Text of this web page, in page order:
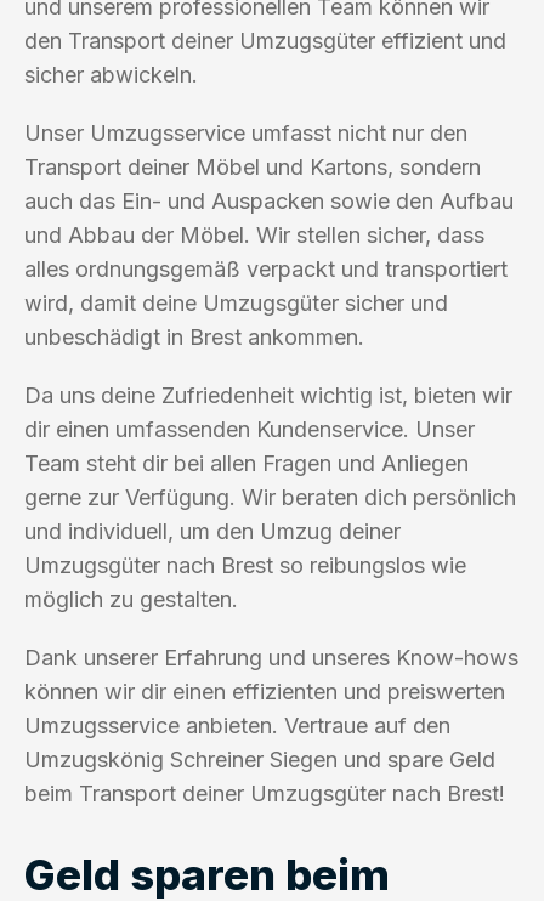
und unserem professionellen Team können wir
den Transport deiner Umzugsgüter effizient und
sicher abwickeln.
Unser Umzugsservice umfasst nicht nur den
Transport deiner Möbel und Kartons, sondern
auch das Ein- und Auspacken sowie den Aufbau
und Abbau der Möbel. Wir stellen sicher, dass
alles ordnungsgemäß verpackt und transportiert
wird, damit deine Umzugsgüter sicher und
unbeschädigt in Brest ankommen.
Da uns deine Zufriedenheit wichtig ist, bieten wir
dir einen umfassenden Kundenservice. Unser
Team steht dir bei allen Fragen und Anliegen
gerne zur Verfügung. Wir beraten dich persönlich
und individuell, um den Umzug deiner
Umzugsgüter nach Brest so reibungslos wie
möglich zu gestalten.
Dank unserer Erfahrung und unseres Know-hows
können wir dir einen effizienten und preiswerten
Umzugsservice anbieten. Vertraue auf den
Umzugskönig Schreiner Siegen und spare Geld
beim Transport deiner Umzugsgüter nach Brest!
Geld sparen beim